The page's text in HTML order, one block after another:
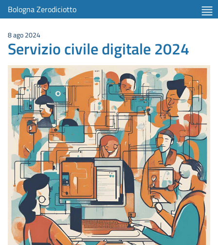
Bologna Zerodiciotto
8 ago 2024
Servizio civile digitale 2024